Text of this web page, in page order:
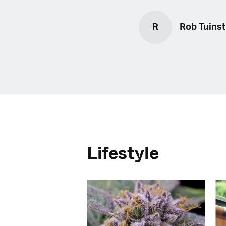
R Rob
Lifestyle